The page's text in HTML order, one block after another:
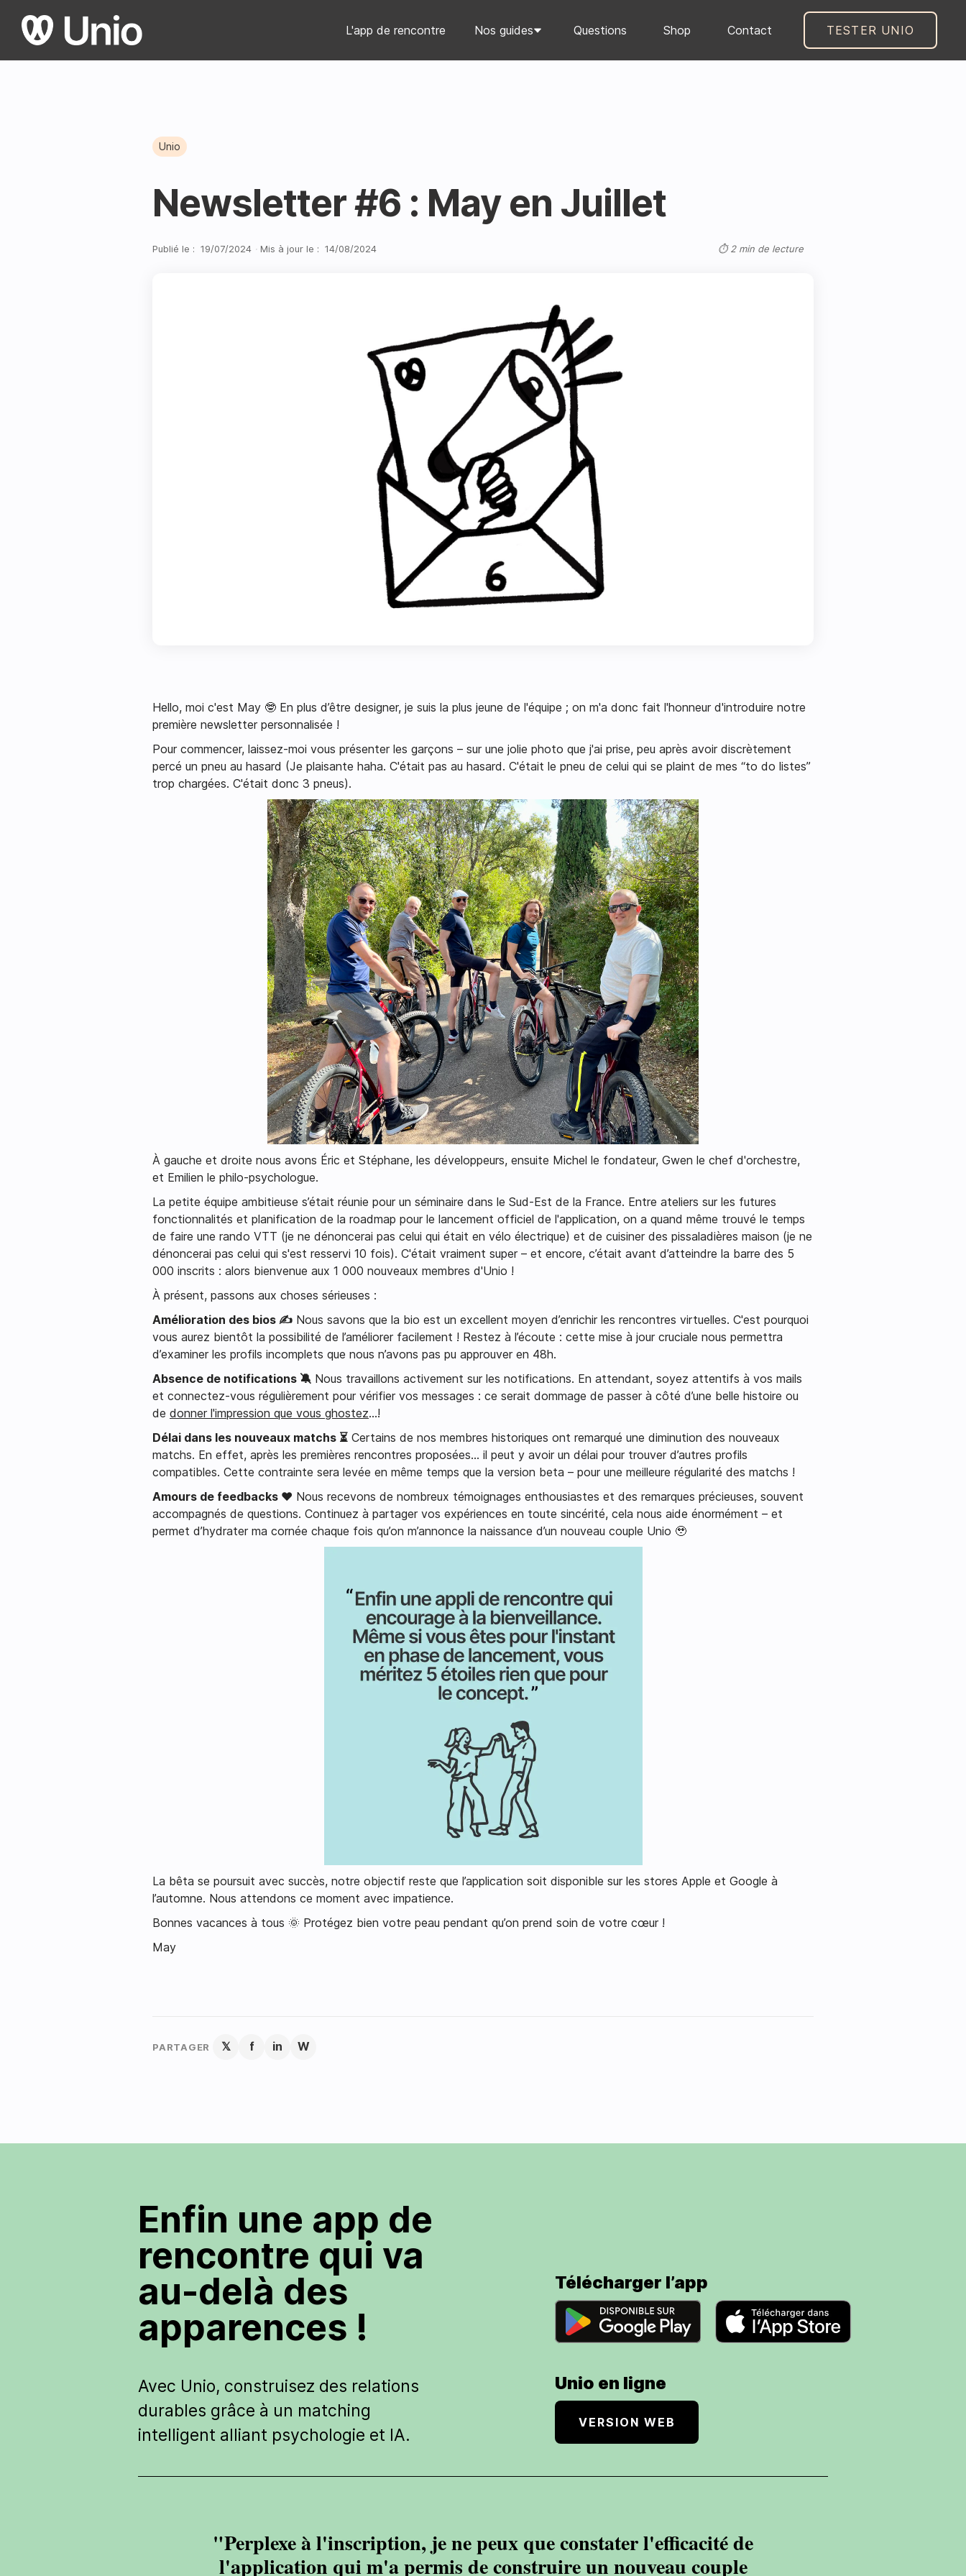
L'app de rencontre Nos guides Questions Shop Contact TESTER UNIO
Unio
Newsletter #6 : May en Juillet
Publié le : 19/07/2024 · Mis à jour le : 14/08/2024 ⏱ 2 min de lecture
Hello, moi c'est May 🤓 En plus d’être designer, je suis la plus jeune de l'équipe ; on m'a donc fait l'honneur d'introduire notre
première newsletter personnalisée !
Pour commencer, laissez-moi vous présenter les garçons – sur une jolie photo que j'ai prise, peu après avoir discrètement
percé un pneu au hasard (Je plaisante haha. C'était pas au hasard. C'était le pneu de celui qui se plaint de mes “to do listes”
trop chargées. C'était donc 3 pneus).
À gauche et droite nous avons Éric et Stéphane, les développeurs, ensuite Michel le fondateur, Gwen le chef d'orchestre,
et Emilien le philo-psychologue.
La petite équipe ambitieuse s’était réunie pour un séminaire dans le Sud-Est de la France. Entre ateliers sur les futures
fonctionnalités et planification de la roadmap pour le lancement officiel de l'application, on a quand même trouvé le temps
de faire une rando VTT (je ne dénoncerai pas celui qui était en vélo électrique) et de cuisiner des pissaladières maison (je ne
dénoncerai pas celui qui s'est resservi 10 fois). C'était vraiment super – et encore, c’était avant d’atteindre la barre des 5
000 inscrits : alors bienvenue aux 1 000 nouveaux membres d'Unio !
À présent, passons aux choses sérieuses :
Amélioration des bios ✍️ Nous savons que la bio est un excellent moyen d’enrichir les rencontres virtuelles. C'est pourquoi
vous aurez bientôt la possibilité de l’améliorer facilement ! Restez à l’écoute : cette mise à jour cruciale nous permettra
d’examiner les profils incomplets que nous n’avons pas pu approuver en 48h.
Absence de notifications 🔕 Nous travaillons activement sur les notifications. En attendant, soyez attentifs à vos mails
et connectez-vous régulièrement pour vérifier vos messages : ce serait dommage de passer à côté d’une belle histoire ou
de donner l'impression que vous ghostez…!
Délai dans les nouveaux matchs ⏳ Certains de nos membres historiques ont remarqué une diminution des nouveaux
matchs. En effet, après les premières rencontres proposées… il peut y avoir un délai pour trouver d’autres profils
compatibles. Cette contrainte sera levée en même temps que la version beta – pour une meilleure régularité des matchs !
Amours de feedbacks ❤️ Nous recevons de nombreux témoignages enthousiastes et des remarques précieuses, souvent
accompagnés de questions. Continuez à partager vos expériences en toute sincérité, cela nous aide énormément – et
permet d’hydrater ma cornée chaque fois qu’on m’annonce la naissance d’un nouveau couple Unio 🥹
La bêta se poursuit avec succès, notre objectif reste que l’application soit disponible sur les stores Apple et Google à
l’automne. Nous attendons ce moment avec impatience.
Bonnes vacances à tous 🌞 Protégez bien votre peau pendant qu’on prend soin de votre cœur !
May
PARTAGER 𝕏 f in W
Enfin une app de
rencontre qui va
au-delà des
apparences !
Avec Unio, construisez des relations
durables grâce à un matching
intelligent alliant psychologie et IA.
Télécharger l’app
Unio en ligne
VERSION WEB
"Perplexe à l'inscription, je ne peux que constater l'efficacité de
l'application qui m'a permis de construire un nouveau couple